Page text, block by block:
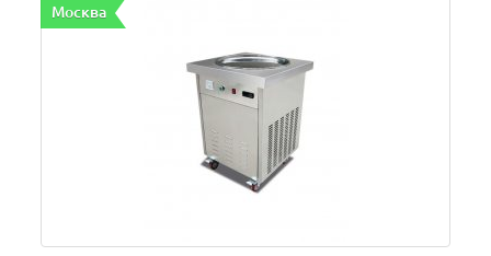
Москва